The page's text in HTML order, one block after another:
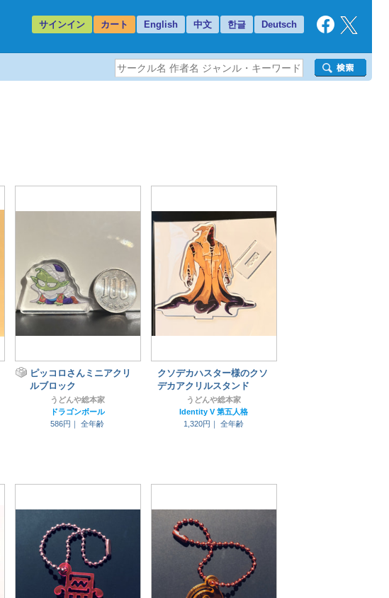
サインイン カート English 中文 한글 Deutsch
ピッコロさんミニアクリ
ルブロック
うどんや総本家
ドラゴンボール
586円｜
全年齢
クソデカハスター様のクソ
デカアクリルスタンド
うどんや総本家
Identity V 第五人格
1,320円｜
全年齢